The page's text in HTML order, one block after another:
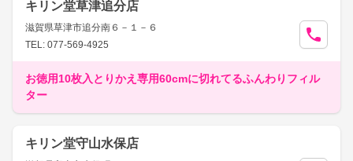
キリン堂草津追分店
滋賀県草津市追分南６－１－６
TEL: 077-569-4925
お徳用10枚入とりかえ専用60cmに切れてるふんわりフィル
ター
キリン堂守山水保店